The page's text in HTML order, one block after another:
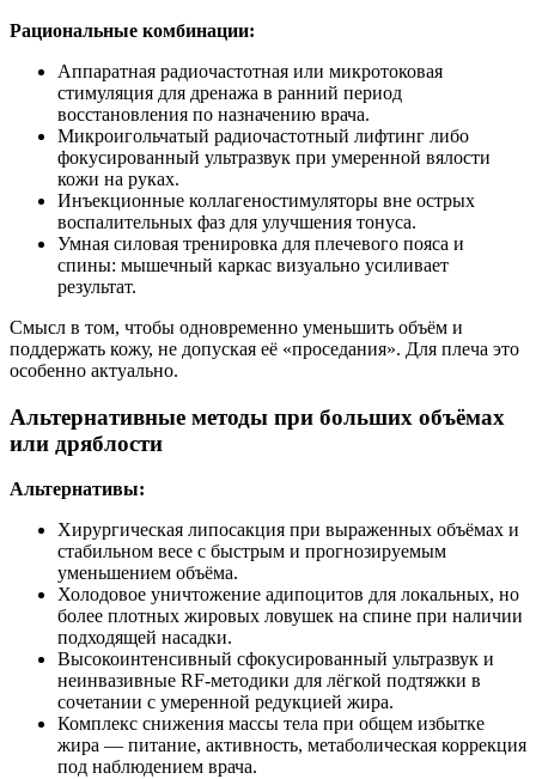
Рациональные комбинации:
Аппаратная радиочастотная или микротоковая
стимуляция для дренажа в ранний период
восстановления по назначению врача.
Микроигольчатый радиочастотный лифтинг либо
фокусированный ультразвук при умеренной вялости
кожи на руках.
Инъекционные коллагеностимуляторы вне острых
воспалительных фаз для улучшения тонуса.
Умная силовая тренировка для плечевого пояса и
спины: мышечный каркас визуально усиливает
результат.
Смысл в том, чтобы одновременно уменьшить объём и
поддержать кожу, не допуская её «проседания». Для плеча это
особенно актуально.
Альтернативные методы при больших объёмах
или дряблости
Альтернативы:
Хирургическая липосакция при выраженных объёмах и
стабильном весе с быстрым и прогнозируемым
уменьшением объёма.
Холодовое уничтожение адипоцитов для локальных, но
более плотных жировых ловушек на спине при наличии
подходящей насадки.
Высокоинтенсивный сфокусированный ультразвук и
неинвазивные RF‑методики для лёгкой подтяжки в
сочетании с умеренной редукцией жира.
Комплекс снижения массы тела при общем избытке
жира — питание, активность, метаболическая коррекция
под наблюдением врача.